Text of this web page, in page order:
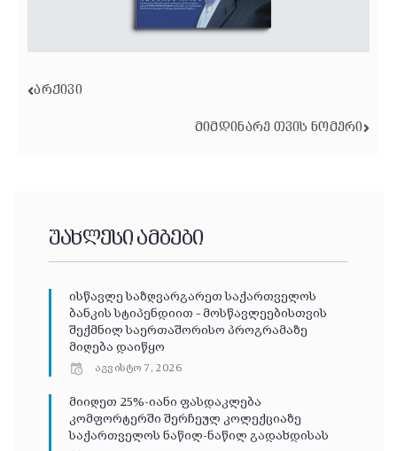
ᲐᲠᲥᲘᲕᲘ
ᲛᲘᲛᲓᲘᲜᲐᲠᲔ ᲗᲕᲘᲡ ᲜᲝᲛᲔᲠᲘ
უახლესი ამბები
ისწავლე საზღვარგარეთ საქართველოს
ბანკის სტიპენდიით – მოსწავლეებისთვის
შექმნილ საერთაშორისო პროგრამაზე
მიღება დაიწყო
აგვისტო 7, 2026
მიიღეთ 25%-იანი ფასდაკლება
კომფორტერში შერჩეულ კოლექციაზე
საქართველოს ნაწილ-ნაწილ გადახდისას